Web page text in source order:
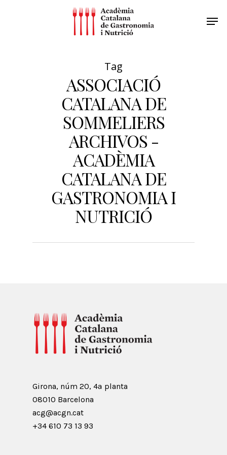
Tag
ASSOCIACIÓ
CATALANA DE
SOMMELIERS
ARCHIVOS -
ACADÈMIA
CATALANA DE
GASTRONOMIA I
NUTRICIÓ
Girona, núm 20, 4ª planta
08010 Barcelona
acg@acgn.cat
+34 610 73 13 93